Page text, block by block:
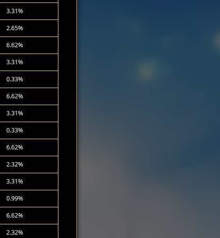
3.31%
2.65%
6.62%
3.31%
0.33%
6.62%
3.31%
0.33%
6.62%
2.32%
3.31%
0.99%
6.62%
2.32%